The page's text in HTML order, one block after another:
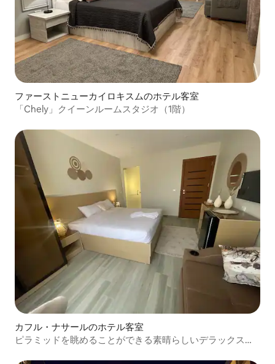
ファーストニューカイロキスムのホテル客室
「Chely」クイーンルームスタジオ（1階）
カフル・ナサールのホテル客室
ピラミッドを眺めることができる素晴らしいデラックスア